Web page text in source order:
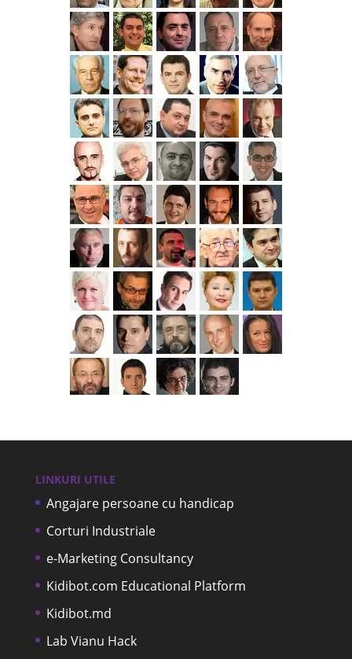
LINKURI UTILE
Angajare persoane cu handicap
Corturi Industriale
e-Marketing Consultancy
Kidibot.com Educational Platform
Kidibot.md
Lab Vianu Hack